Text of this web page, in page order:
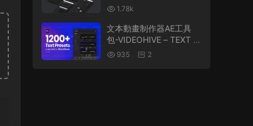
UTE – 35521921
1.78k
文本動畫制作器AE工具
包-VIDEOHIVE – TEXT A
NIMATOR – ONE CLICK
935 2